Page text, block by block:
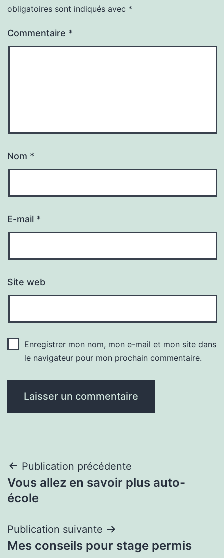
obligatoires sont indiqués avec *
Commentaire *
Nom *
E-mail *
Site web
Enregistrer mon nom, mon e-mail et mon site dans
le navigateur pour mon prochain commentaire.
Navigation
de
Publication précédente
Vous allez en savoir plus auto-
école
Publication suivante
Mes conseils pour stage permis